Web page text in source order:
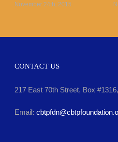
November 24th, 2015
CONTACT US
217 East 70th Street, Box
Email: